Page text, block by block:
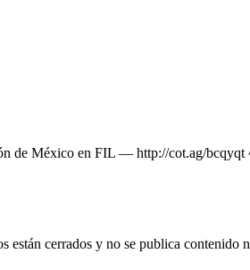
de México en FIL ― http://cot.ag/bcqyqt
están cerrados y no se publica contenido